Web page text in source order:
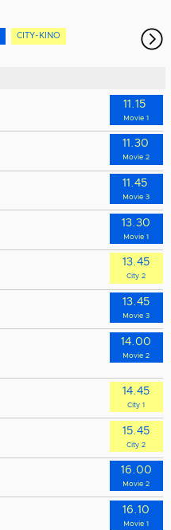
CITY-KINO
11.15
Movie 1
11.30
Movie 2
11.45
Movie 3
13.30
Movie 1
13.45
City 2
13.45
Movie 3
14.00
Movie 2
14.45
City 1
15.45
City 2
16.00
Movie 2
16.10
Movie 1